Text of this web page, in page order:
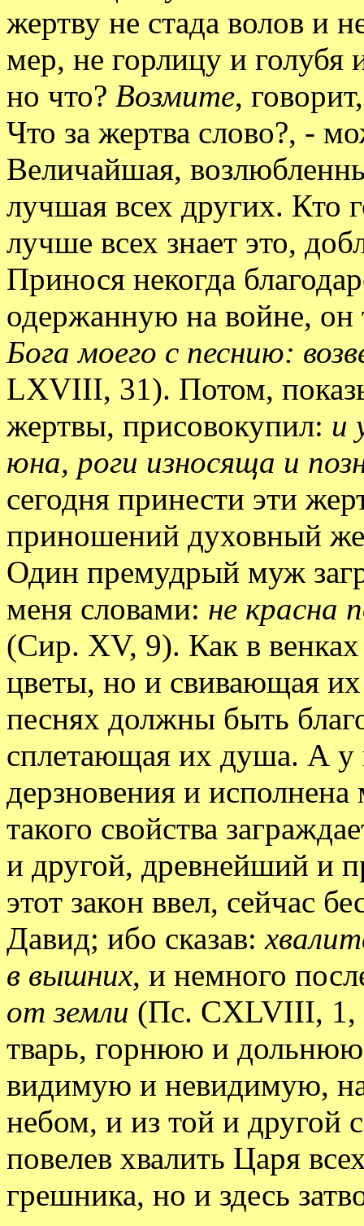
жертву не стада волов и
мер, не горлицу и голубя
но что? Возмите,
Что за жертва слово?, -
Величайшая,
лучшая всех других. Кто
лучше всех знает это,
Принося некогда
одержанную на войне, он
Бога моего с песнию:
LXVIII, 31). Потом,
жертвы, присовокупил: и
юна, роги износяща и
сегодня принести эти
приношений духовный
Один премудрый муж
меня словами: не красна
(Сир. XV, 9). Как в
цветы, но и свивающая
песнях должны быть
сплетающая их душа. А у
дерзновения и
такого свойства
и другой, древнейший и
этот закон ввел, сейчас
Давид; ибо сказав:
в вышних, и немного
от земли (Пс. CXLVIII, 1,
тварь, горнюю и
видимую и невидимую,
небом, и из той и другой
повелев хвалить Царя
грешника, но и здесь